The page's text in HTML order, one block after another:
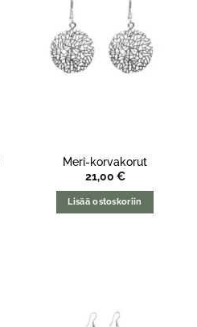
Meri-korvakorut
21,00 €
Lisää ostoskoriin